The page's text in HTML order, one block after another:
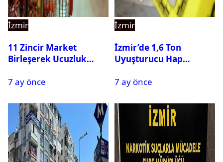
İzmir
11 Zincir Market
Birleşerek Ucuzluk
7 ay önce
İzmir
İzmir’de 1,6 Ton
Uyuşturucu Hap
Geçirildi
7 ay önce